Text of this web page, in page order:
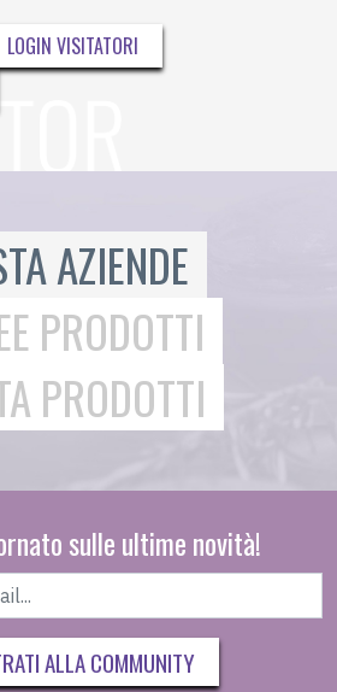
LOGIN VISITATORI
AZIENDE
PRODOTTI
PRODOTTI
sulle ultime novità!
ALLA COMMUNITY